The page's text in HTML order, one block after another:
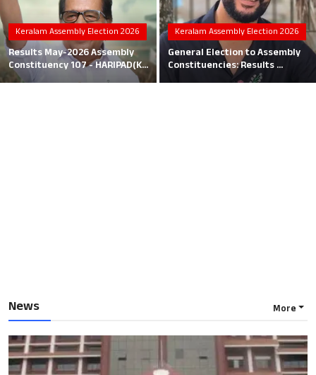
Tutorials
Malayalam
Keralam Assembly Election 2026
Results May-2026 Assembly
Constituency 107 - HARIPAD(K...
Keralam Assembly Election 2026
General Election to Assembly
Constituencies: Results ...
News More